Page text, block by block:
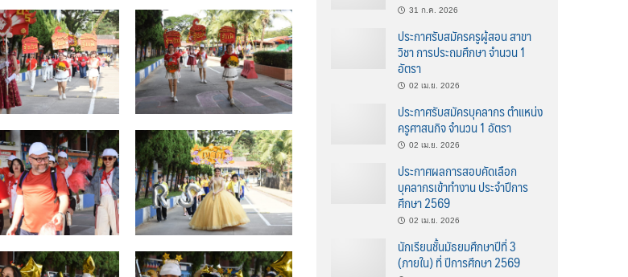
31 ก.ค. 2026
ประกาศรับสมัครครูผู้สอน สาขา
วิชา การประถมศึกษา จำนวน 1
อัตรา
02 เม.ย. 2026
ประกาศรับสมัครบุคลากร ตำแหน่ง
ครูศาสนกิจ จำนวน 1 อัตรา
02 เม.ย. 2026
ประกาศผลการสอบคัดเลือก
บุคลากรเข้าทำงาน ประจำปีการ
ศึกษา 2569
02 เม.ย. 2026
นักเรียนชั้นมัธยมศึกษาปีที่ 3
(ภายใน) ที่ ปีการศึกษา 2569